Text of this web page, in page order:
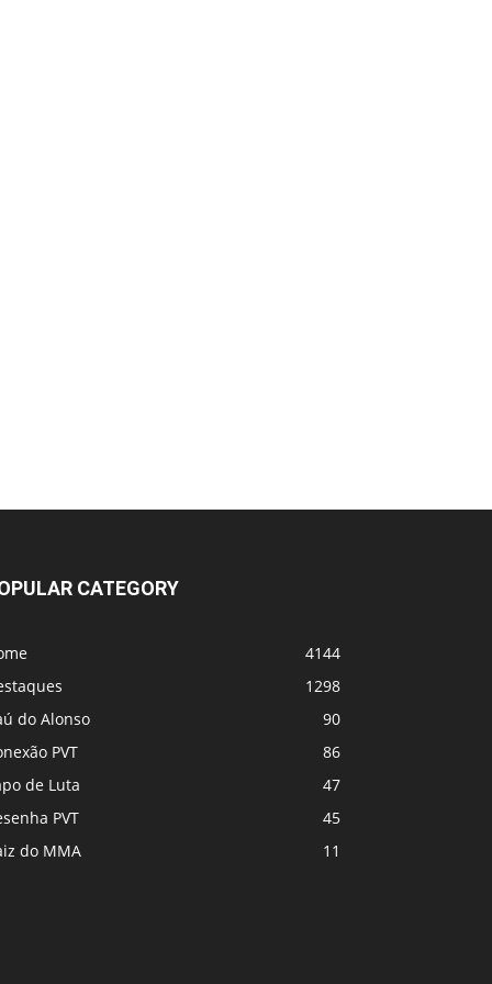
MVP e PFL se fundem! Vem coisa grande
CATEGORY
4144
1298
do Alonso
90
PVT
86
de Luta
47
PVT
45
do MMA
11